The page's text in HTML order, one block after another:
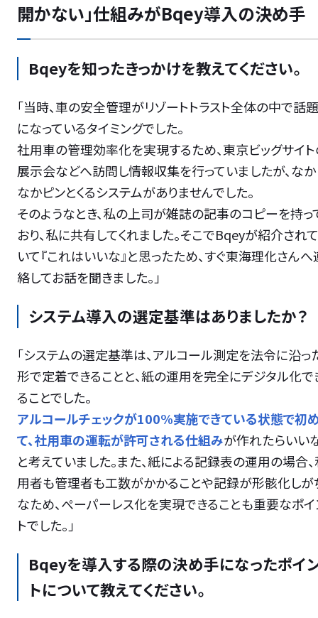
開かない」仕組みがBqey導入の決め手
Bqeyを知ったきっかけを教えてください。
「当時、車の安全管理がリゾートトラスト全体の中で話題
になっているタイミングでした。
社用車の管理効率化を実現するため、東京ビッグサイ
展示会などへ訪問し情報収集を行っていましたが、なか
なかピンとくるシステムがありませんでした。
そのようなとき、私の上司が雑誌の記事のコピーを持っ
おり、私に共有してくれました。そこでBqeyが紹介されて
いて『これはいいな』と思ったため、すぐ東海理化さんへ
絡してお話を聞きました。」
システム導入の選定基準はありましたか？
「システムの選定基準は、アルコール測定を法令に沿っ
形で定着できることと、紙の運用を完全にデジタル化で
ることでした。
アルコールチェックが100%実施できている状態で初
て、社用車の運転が許可される仕組みが作れたらいい
と考えていました。また、紙による記録表の運用の場合
用者も管理者も工数がかかることや記録が形骸化しが
なため、ぺーパーレス化を実現できることも重要なポイ
トでした。」
Bqeyを導入する際の決め手になったポイ
トについて教えてください。